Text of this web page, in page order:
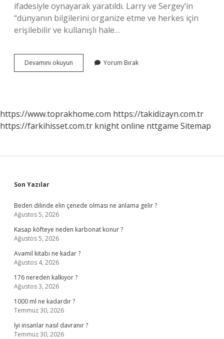
ifadesiyle oynayarak yaratıldı. Larry ve Sergey’in
“dünyanın bilgilerini organize etme ve herkes için
erişilebilir ve kullanışlı hale…
Devamını okuyun
Adim
Yorum Bırak
https://www.toprakhome.com https://takidizayn.com.tr
https://farkihisset.com.tr knight online nttgame Sitemap
Sidebar
Son Yazılar
Beden dilinde elin çenede olması ne anlama gelir ?
Ağustos 5, 2026
Kasap köfteye neden karbonat konur ?
Ağustos 5, 2026
Avamil kitabı ne kadar ?
Ağustos 4, 2026
176 nereden kalkıyor ?
Ağustos 3, 2026
1000 ml ne kadardır ?
Temmuz 30, 2026
İyi insanlar nasıl davranır ?
Temmuz 30, 2026